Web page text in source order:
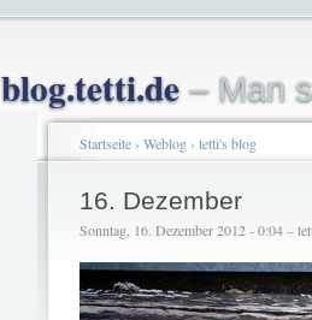
blog.tetti.de– Man
Startseite› Weblog› tetti's blog
16. Dezember
Sonntag, 16. Dezember 2012 - 0:04 –